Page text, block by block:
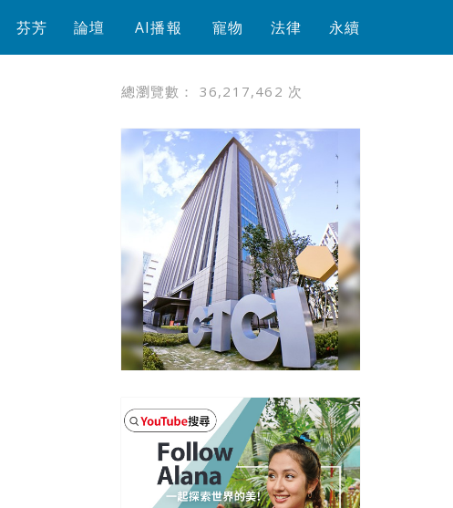
芬芳 論壇 AI播報 寵物 法律 永續
總瀏覽數： 36,217,462 次